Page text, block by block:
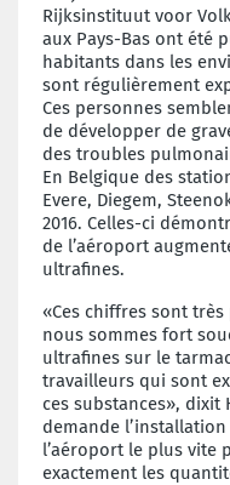
Rijksinstituut voor
aux Pays-Bas ont été
habitants dans les
sont régulièrement
Ces personnes
de développer de
des troubles
En Belgique des
Evere, Diegem,
2016. Celles-ci
de l’aéroport
ultrafines.
«Ces chiffres sont
nous sommes fort
ultrafines sur le
travailleurs qui sont
ces substances», dixit
demande
l’aéroport le plus vite
exactement les